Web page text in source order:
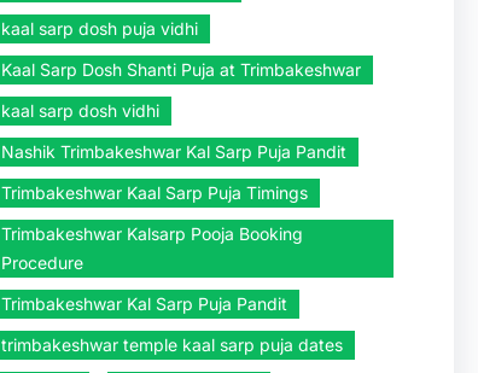
kaal sarp dosh puja vidhi
Kaal Sarp Dosh Shanti Puja at Trimbakeshwar
kaal sarp dosh vidhi
Nashik Trimbakeshwar Kal Sarp Puja Pandit
Trimbakeshwar Kaal Sarp Puja Timings
Trimbakeshwar Kalsarp Pooja Booking
Procedure
Trimbakeshwar Kal Sarp Puja Pandit
trimbakeshwar temple kaal sarp puja dates